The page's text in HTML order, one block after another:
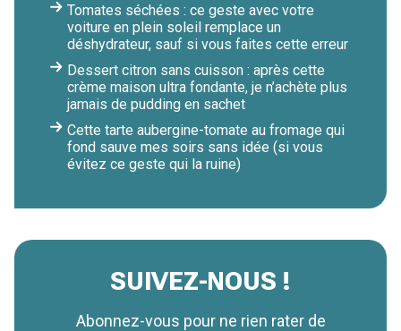
Tomates séchées : ce geste avec votre
voiture en plein soleil remplace un
déshydrateur, sauf si vous faites cette erreur
Dessert citron sans cuisson : après cette
crème maison ultra fondante, je n’achète plus
jamais de pudding en sachet
Cette tarte aubergine-tomate au fromage qui
fond sauve mes soirs sans idée (si vous
évitez ce geste qui la ruine)
SUIVEZ-NOUS !
Abonnez-vous pour ne rien rater de